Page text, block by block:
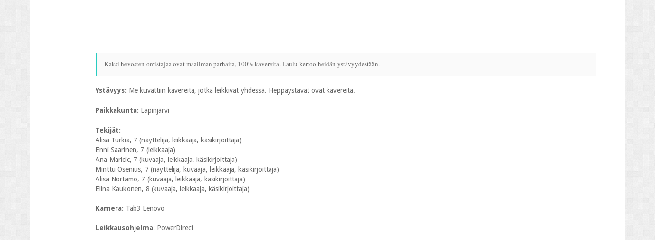
Kaksi hevosten omistajaa ovat maailman parhaita, 100% kavereita. Laulu kertoo heidän ystävyydestään.
Ystävyys: Me kuvattiin kavereita, jotka leikkivät yhdessä. Heppaystävät ovat kavereita.
Paikkakunta: Lapinjärvi
Tekijät:
Alisa Turkia, 7 (näyttelijä, leikkaaja, käsikirjoittaja)
Enni Saarinen, 7 (leikkaaja)
Ana Maricic, 7 (kuvaaja, leikkaaja, käsikirjoittaja)
Minttu Osenius, 7 (näyttelijä, kuvaaja, leikkaaja, käsikirjoittaja)
Alisa Nortamo, 7 (kuvaaja, leikkaaja, käsikirjoittaja)
Elina Kaukonen, 8 (kuvaaja, leikkaaja, käsikirjoittaja)
Kamera: Tab3 Lenovo
Leikkausohjelma: PowerDirect